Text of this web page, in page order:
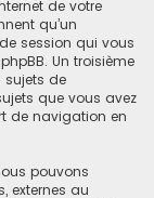
de votre
qu’un
session qui vous
Un troisième
sujets de
que vous avez
de navigation en
pouvons
externes au